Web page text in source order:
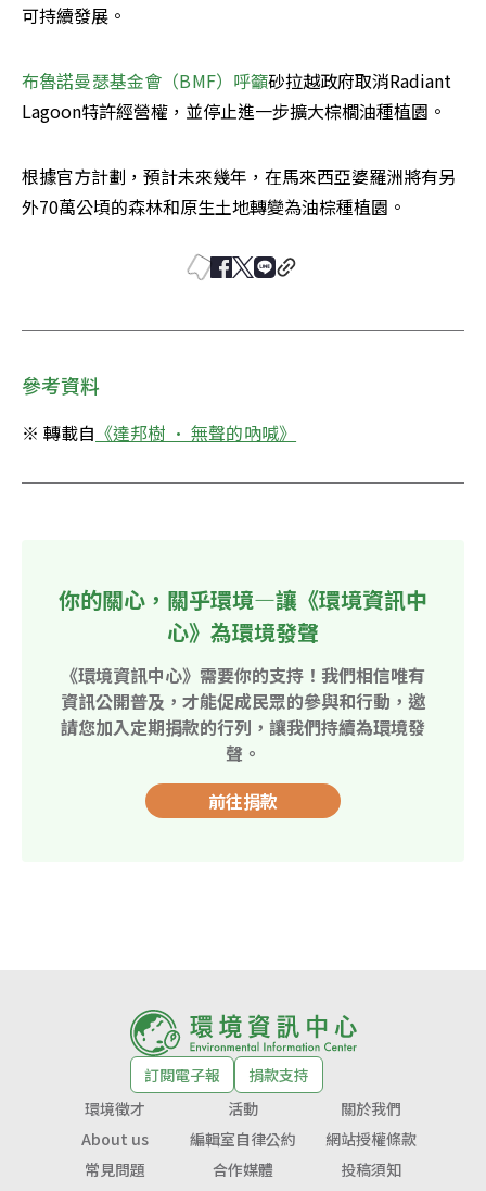
可持續發展。
布魯諾曼瑟基金會（BMF）呼籲砂拉越政府取消Radiant
Lagoon特許經營權，並停止進一步擴大棕櫚油種植園。
根據官方計劃，預計未來幾年，在馬來西亞婆羅洲將有另
外70萬公頃的森林和原生土地轉變為油棕種植園。
參考資料
※ 轉載自 《達邦樹 • 無聲的吶喊》
你的關心，關乎環境—讓《環境資訊中
心》為環境發聲
《環境資訊中心》需要你的支持！我們相信唯有
資訊公開普及，才能促成民眾的參與和行動，邀
請您加入定期捐款的行列，讓我們持續為環境發
聲。
前往捐款
訂閱電子報
捐款支持
環境徵才
活動
關於我們
About us
編輯室自律公約
網站授權條款
常見問題
合作媒體
投稿須知